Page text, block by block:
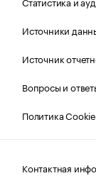
Источники
Источник
Вопросы и
Политика
Контактная